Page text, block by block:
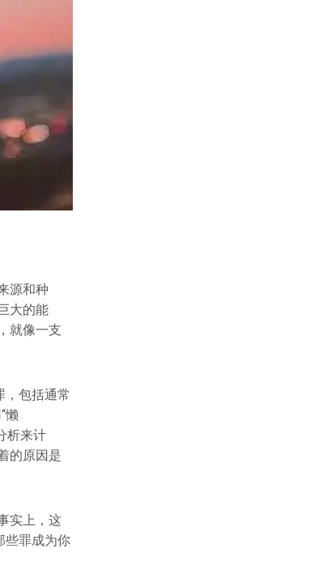
源和种
大的能
就像一支
，包括通常
懒
析来计
的原因是
实上，这
些罪成为你